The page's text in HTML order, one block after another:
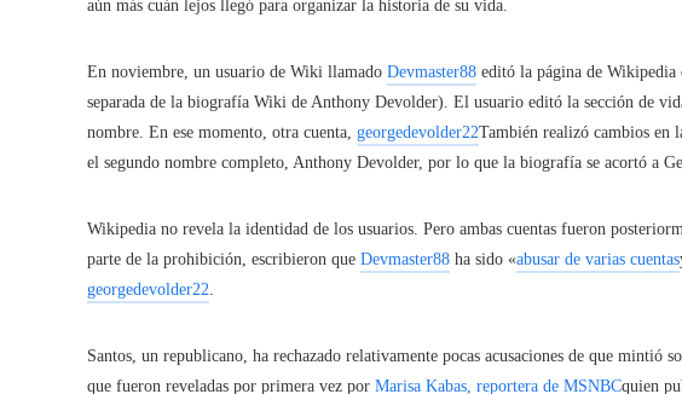
aún más cuán lejos llegó para organizar la historia de su vida.
En noviembre, un usuario de Wiki llamado Devmaster88 editó la página de Wikipedia
separada de la biografía Wiki de Anthony Devolder). El usuario editó la sección de
nombre. En ese momento, otra cuenta, georgedevolder22También realizó cambios en
el segundo nombre completo, Anthony Devolder, por lo que la biografía se acortó a
Wikipedia no revela la identidad de los usuarios. Pero ambas cuentas fueron
parte de la prohibición, escribieron que Devmaster88 ha sido «abusar de varias cuentas
georgedevolder22.
Santos, un republicano, ha rechazado relativamente pocas acusaciones de que mintió
que fueron reveladas por primera vez por Marisa Kabas, reportera de MSNBCquien